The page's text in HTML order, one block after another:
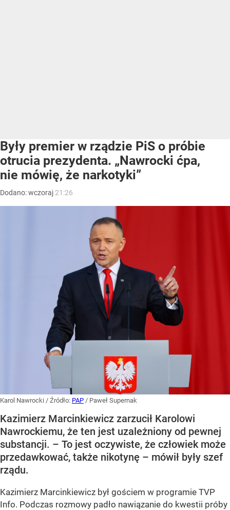
Były premier w rządzie PiS o próbie
otrucia prezydenta. „Nawrocki ćpa,
nie mówię, że narkotyki”
Dodano:wczoraj 21:26
Karol Nawrocki / Źródło: PAP / Paweł Supernak
Kazimierz Marcinkiewicz zarzucił Karolowi
Nawrockiemu, że ten jest uzależniony od pewnej
substancji. – To jest oczywiste, że człowiek może
przedawkować, także nikotynę – mówił były szef
rządu.
Kazimierz Marcinkiewicz był gościem w programie TVP
Info. Podczas rozmowy padło nawiązanie do kwestii próby